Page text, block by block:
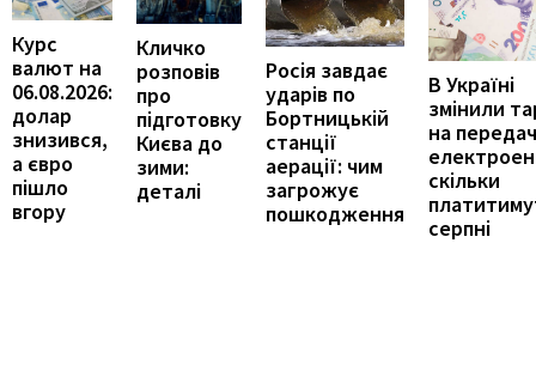
Курс
валют на
06.08.2026:
долар
знизився,
а євро
пішло
вгору
Кличко
розповів
про
підготовку
Києва до
зими:
деталі
Росія завдає
ударів по
Бортницькій
станції
аерації: чим
загрожує
пошкодження
В Україні
змінили
на
скільки
серпні